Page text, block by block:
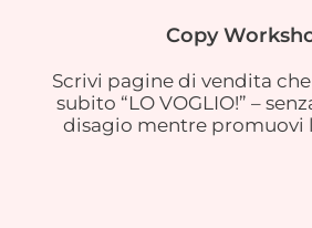
Copy
Scrivi pagine di vendita
subito “LO VOGLIO!” –
disagio mentre promuovi